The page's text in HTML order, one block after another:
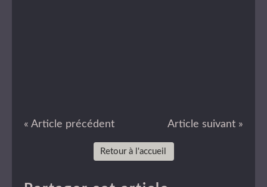
« Article précédent Article suivant »
Retour à l'accueil